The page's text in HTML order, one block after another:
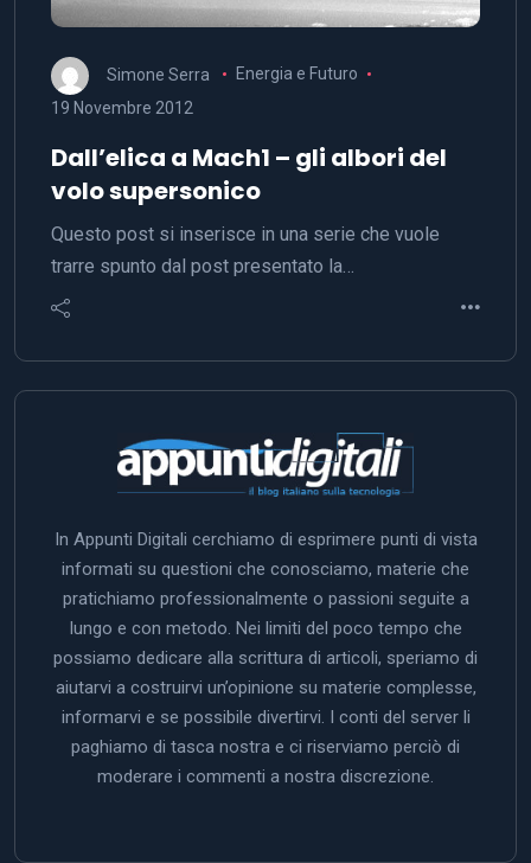
Simone Serra
Energia e Futuro
19 Novembre 2012
Dall’elica a Mach1 – gli albori del
volo supersonico
Questo post si inserisce in una serie che vuole
trarre spunto dal post presentato la…
In Appunti Digitali cerchiamo di esprimere punti di vista
informati su questioni che conosciamo, materie che
pratichiamo professionalmente o passioni seguite a
lungo e con metodo. Nei limiti del poco tempo che
possiamo dedicare alla scrittura di articoli, speriamo di
aiutarvi a costruirvi un’opinione su materie complesse,
informarvi e se possibile divertirvi. I conti del server li
paghiamo di tasca nostra e ci riserviamo perciò di
moderare i commenti a nostra discrezione.